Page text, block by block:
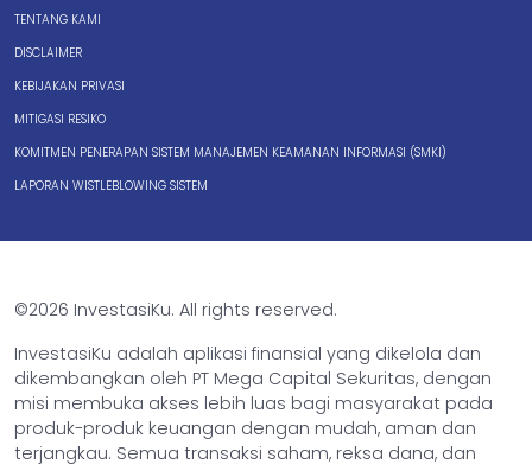
TENTANG KAMI
DISCLAIMER
KEBIJAKAN PRIVASI
MITIGASI RESIKO
KOMITMEN PENERAPAN SISTEM MANAJEMEN KEAMANAN INFORMASI (SMKI)
LAPORAN WISTLEBLOWING SISTEM
©2026 InvestasiKu. All rights reserved.
InvestasiKu adalah aplikasi finansial yang dikelola dan
dikembangkan oleh PT Mega Capital Sekuritas, dengan
misi membuka akses lebih luas bagi masyarakat pada
produk-produk keuangan dengan mudah, aman dan
terjangkau. Semua transaksi saham, reksa dana, dan